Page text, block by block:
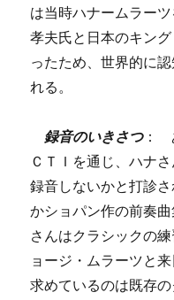
は当時ハナームラー
孝夫氏と日本のキン
ったため、世界的に
れる。
録音のいきさつ：
ＣＴＩを通じ、ハナ
録音しないかと打診
かショパン作の前奏
さんはクラシックの
ョージ・ムラーツと
求めているのは既存